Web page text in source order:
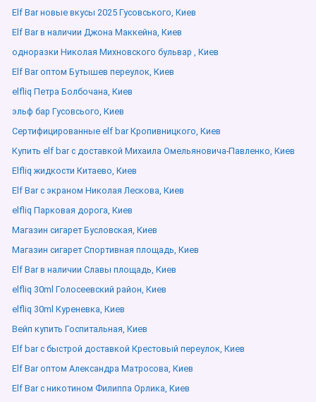
Elf Bar новые вкусы 2025 Гусовського, Киев
Elf Bar в наличии Джона Маккейна, Киев
одноразки Николая Михновского бульвар , Киев
Elf Bar оптом Бутышев переулок, Киев
elfliq Петра Болбочана, Киев
эльф бар Гусовсього, Киев
Сертифицированные elf bar Кропивницкого, Киев
Купить elf bar с доставкой Михаила Омельяновича-Павленко, Киев
Elfliq жидкости Китаево, Киев
Elf Bar с экраном Николая Лескова, Киев
elfliq Парковая дорога, Киев
Магазин сигарет Бусловская, Киев
Магазин сигарет Спортивная площадь, Киев
Elf Bar в наличии Славы площадь, Киев
elfliq 30ml Голосеевский район, Киев
elfliq 30ml Куреневка, Киев
Вейп купить Госпитальная, Киев
Elf bar с быстрой доставкой Крестовый переулок, Киев
Elf Bar оптом Александра Матросова, Киев
Elf Bar с никотином Филиппа Орлика, Киев